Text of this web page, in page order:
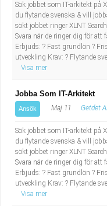
Sök jobbet som IT-arkitekt på
du flytande svenska & vill
sökt jobbet ringer XLNT
Svara när de ringer dig för att
Erbjuds: ? Fast grundlön ?
utveckling Krav: ? Flytande
Visa mer
Jobba Som IT-Arkitekt
Ansök Maj 11 Getdet
Sök jobbet som IT-arkitekt på
du flytande svenska & vill
sökt jobbet ringer XLNT
Svara när de ringer dig för att
Erbjuds: ? Fast grundlön ?
utveckling Krav: ? Flytande
Visa mer